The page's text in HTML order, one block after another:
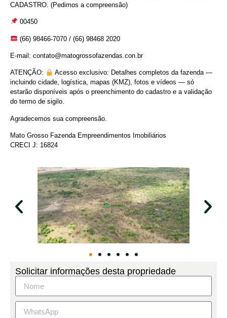
CADASTRO. (Pedimos a compreensão)
00450
(66) 98466-7070 / (66) 98468 2020
E-mail: contato@matogrossofazendas.con.br
ATENÇÃO:
Acesso exclusivo: Detalhes completos da fazenda —
incluindo cidade, logística, mapas (KMZ), fotos e vídeos — só
estarão disponíveis após o preenchimento do cadastro e a validação
do termo de sigilo.
Agradecemos sua compreensão.
Mato Grosso Fazenda Empreendimentos Imobiliários
CRECI J: 16824
Solicitar informações desta propriedade